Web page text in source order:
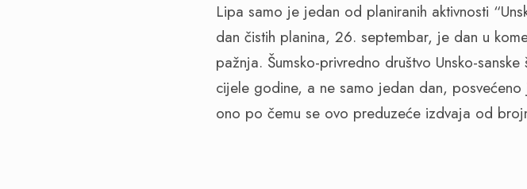
Lipa samo je jedan od planiranih aktivnosti
dan čistih planina, 26. septembar, je dan u
pažnja. Šumsko-privredno društvo Unsko-
cijele godine, a ne samo jedan dan,
ono po čemu se ovo preduzeće izdvaja od